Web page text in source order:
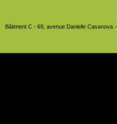
Bâtiment C - 69, avenue Danielle